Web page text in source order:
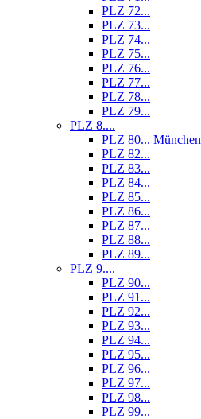
PLZ 72...
PLZ 73...
PLZ 74...
PLZ 75...
PLZ 76...
PLZ 77...
PLZ 78...
PLZ 79...
PLZ 8....
PLZ 80... München
PLZ 82...
PLZ 83...
PLZ 84...
PLZ 85...
PLZ 86...
PLZ 87...
PLZ 88...
PLZ 89...
PLZ 9....
PLZ 90...
PLZ 91...
PLZ 92...
PLZ 93...
PLZ 94...
PLZ 95...
PLZ 96...
PLZ 97...
PLZ 98...
PLZ 99...